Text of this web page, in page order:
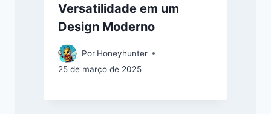
Versatilidade em um
Design Moderno
Por Honeyhunter
25 de março de 2025